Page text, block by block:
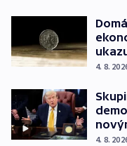
4. 8.
4. 8.